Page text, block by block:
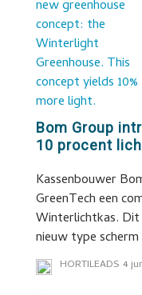
Bom Group
10 procent
Kassenbouwer
GreenTech een
Winterlichtkas.
nieuw type scherm
HORTILEADS 4